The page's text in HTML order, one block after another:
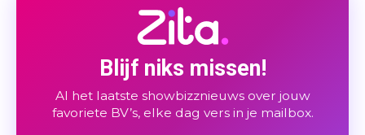
Blijf niks missen!
Al het laatste showbizznieuws over jouw
favoriete BV’s, elke dag vers in je mailbox.